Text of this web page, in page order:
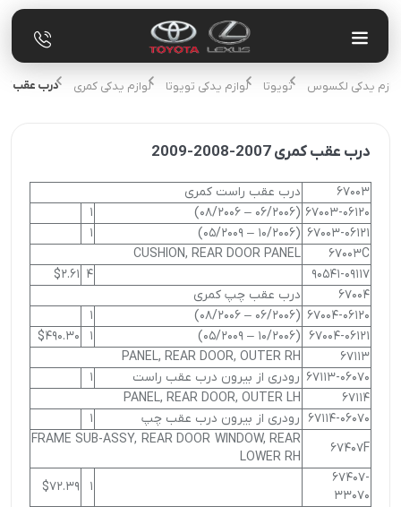
لوازم یدکی لکسوس تویوتا لوازم یدکی تویوتا لوازم یدکی کمری درب عقب کمری 2007-
درب عقب کمری 2007-2008-2009
67003
درب عقب راست کمری
67003-06120
(06/2006 – 08/2006)
1
67003-06121
(10/2006 – 05/2009)
1
67003C
CUSHION, REAR DOOR PANEL
90541-09117
4
$2.61
67004
درب عقب چپ کمری
67004-06120
(06/2006 – 08/2006)
1
67004-06121
(10/2006 – 05/2009)
1
$490.30
67113
PANEL, REAR DOOR, OUTER RH
67113-06070 رودری از بیرون درب عقب راست
1
67114
PANEL, REAR DOOR, OUTER LH
67114-06070 رودری از بیرون درب عقب چپ
1
67407F
FRAME SUB-ASSY, REAR DOOR WINDOW, REAR
LOWER RH
67407-
33070
1
$72.39